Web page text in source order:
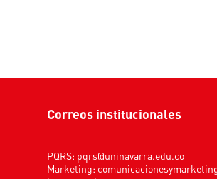
Correos institucionales
PQRS: pqrs@uninavarra.edu.co
Marketing: